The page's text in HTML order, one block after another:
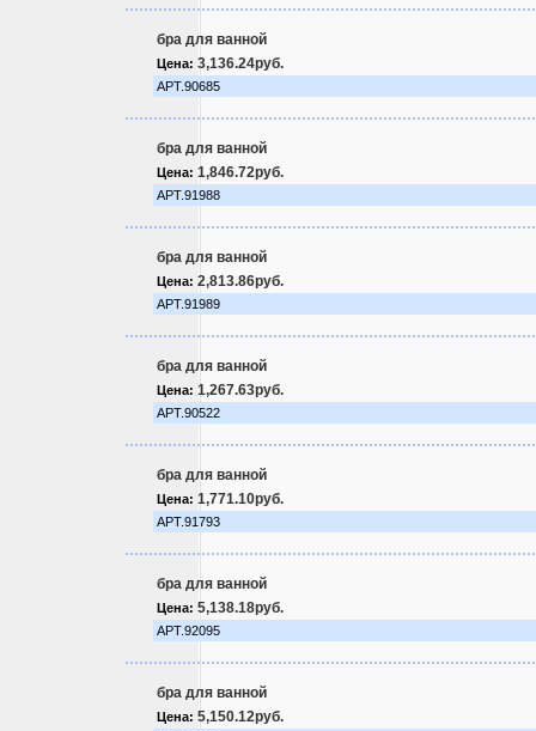
бра для ванной
Цена: 3,136.24руб.
АРТ.90685
бра для ванной
Цена: 1,846.72руб.
АРТ.91988
бра для ванной
Цена: 2,813.86руб.
АРТ.91989
бра для ванной
Цена: 1,267.63руб.
АРТ.90522
бра для ванной
Цена: 1,771.10руб.
АРТ.91793
бра для ванной
Цена: 5,138.18руб.
АРТ.92095
бра для ванной
Цена: 5,150.12руб.